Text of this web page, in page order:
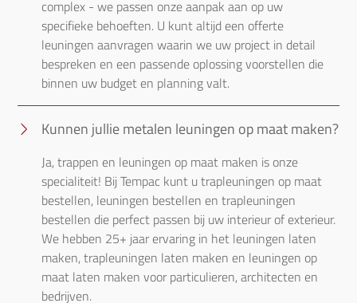
complex - we passen onze aanpak aan op uw
specifieke behoeften. U kunt altijd een offerte
leuningen aanvragen waarin we uw project in detail
bespreken en een passende oplossing voorstellen die
binnen uw budget en planning valt.
Kunnen jullie metalen leuningen op maat maken?
Ja, trappen en leuningen op maat maken is onze
specialiteit! Bij Tempac kunt u trapleuningen op maat
bestellen, leuningen bestellen en trapleuningen
bestellen die perfect passen bij uw interieur of exterieur.
We hebben 25+ jaar ervaring in het leuningen laten
maken, trapleuningen laten maken en leuningen op
maat laten maken voor particulieren, architecten en
bedrijven.